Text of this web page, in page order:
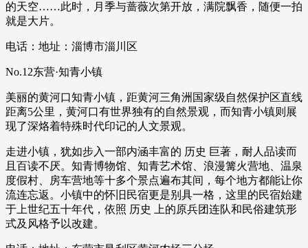
的天空……此时，月季与蔷薇次第开放，满院飘香，随便一拍
就是大片。
电话：地址：淄博市淄川区
No.12东营·知青小镇
美丽的黄河口知青小镇，距黄河三角洲国家级自然保护区直线
距离5公里，黄河口有世界独有的自然景观，而知青小镇则展
现了深烙着特殊时代印记的人文景观。
走进小镇，犹如步入一部内涵丰富的 历史 巨著，耐人品读而
且百读不厌。知青博物馆、知青艺术馆、浪漫篝火营地、温泉
度假村、房车营地等十多个景点遍布其间，每个地方都能让你
流连忘返。小镇中的怀旧民宿更是别具一格，这里的民宿始建
于上世纪五十年代，依照 历史 上的原兵团连队和民俗建筑形
式及风格予以改建。